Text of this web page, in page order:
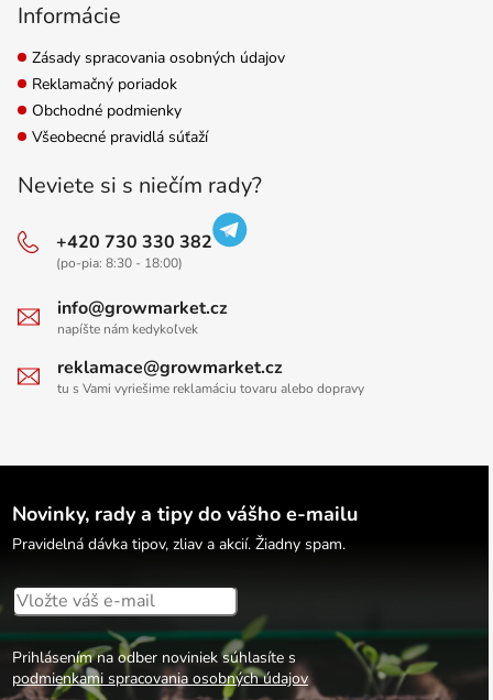
Informácie
Zásady spracovania osobných údajov
Reklamačný poriadok
Obchodné podmienky
Všeobecné pravidlá súťaží
Neviete si s niečím rady?
+420 730 330 382
(po-pia: 8:30 - 18:00)
info@growmarket.cz
napíšte nám kedykoľvek
reklamace@growmarket.cz
tu s Vami vyriešime reklamáciu tovaru alebo dopravy
Novinky, rady a tipy do vášho e-mailu
Pravidelná dávka tipov, zliav a akcií. Žiadny spam.
Prihlásením na odber noviniek súhlasíte s
podmienkami spracovania osobných údajov